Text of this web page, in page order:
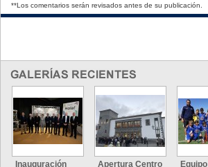
**Los comentarios serán revisados antes de su publicación.
Inauguración Apertura Centro Equipo